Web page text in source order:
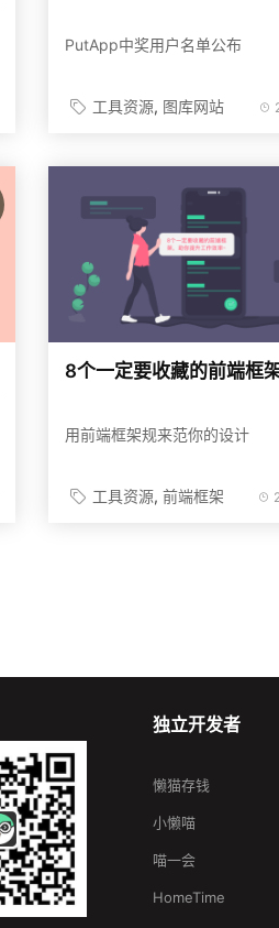
PutApp中奖用户名单公布
工具资源 图库网站
用前端框架规来范你的设计
工具资源 前端框架
独立开发者
懒猫存钱
小懒喵
喵一会
HomeTime